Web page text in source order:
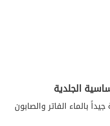
الجلدية
بالماء الفاتر والصابون